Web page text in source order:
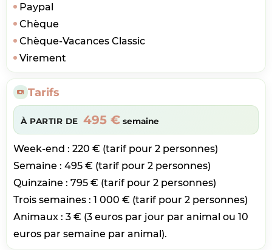
Paypal
Chèque
Chèque-Vacances Classic
Virement
Tarifs
À PARTIR DE 495 € semaine
Week-end : 220 € (tarif pour 2 personnes)
Semaine : 495 € (tarif pour 2 personnes)
Quinzaine : 795 € (tarif pour 2 personnes)
Trois semaines : 1 000 € (tarif pour 2 personnes)
Animaux : 3 € (3 euros par jour par animal ou 10
euros par semaine par animal).